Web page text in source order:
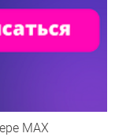
МАХ